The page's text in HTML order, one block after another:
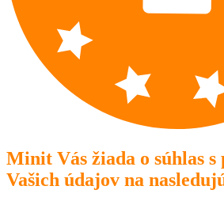
Minit Vás žiada o súhlas s
Vašich údajov na